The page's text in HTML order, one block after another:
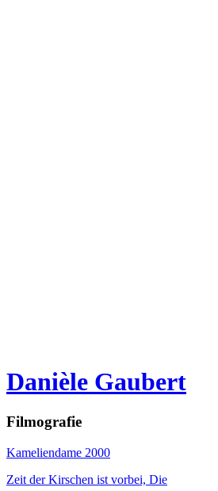
Danièle Gaubert
Filmografie
Kameliendame 2000
Zeit der Kirschen ist vorbei, Die